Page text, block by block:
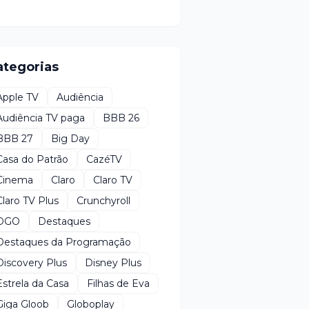
TV
Audiência
TV paga
BBB 26
27
Big Day
do Patrão
CazéTV
Claro
Claro TV
TV Plus
Crunchyroll
Destaques
da Programação
Plus
Disney Plus
da Casa
Filhas de Eva
Gloob
Globoplay